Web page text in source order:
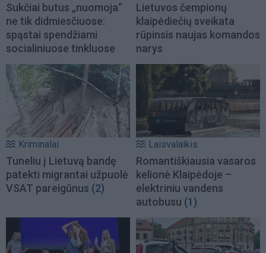
Sukčiai butus „nuomoja“
ne tik didmiesčiuose:
spąstai spendžiami
socialiniuose tinkluose
Lietuvos čempionų
klaipėdiečių sveikata
rūpinsis naujas komandos
narys
Kriminalai
Tuneliu į Lietuvą bandę
patekti migrantai užpuolė
VSAT pareigūnus (2)
Laisvalaikis
Romantiškiausia vasaros
kelionė Klaipėdoje –
elektriniu vandens
autobusu (1)